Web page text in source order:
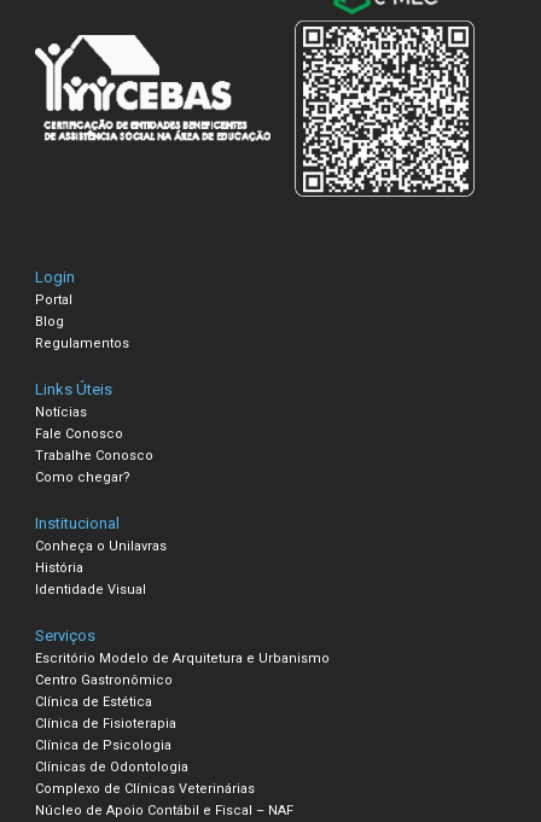
Login
Portal
Blog
Regulamentos
Links Úteis
Notícias
Fale Conosco
Trabalhe Conosco
Como chegar?
Institucional
Conheça o Unilavras
História
Identidade Visual
Serviços
Escritório Modelo de Arquitetura e Urbanismo
Centro Gastronômico
Clínica de Estética
Clínica de Fisioterapia
Clínica de Psicologia
Clínicas de Odontologia
Complexo de Clínicas Veterinárias
Núcleo de Apoio Contábil e Fiscal – NAF